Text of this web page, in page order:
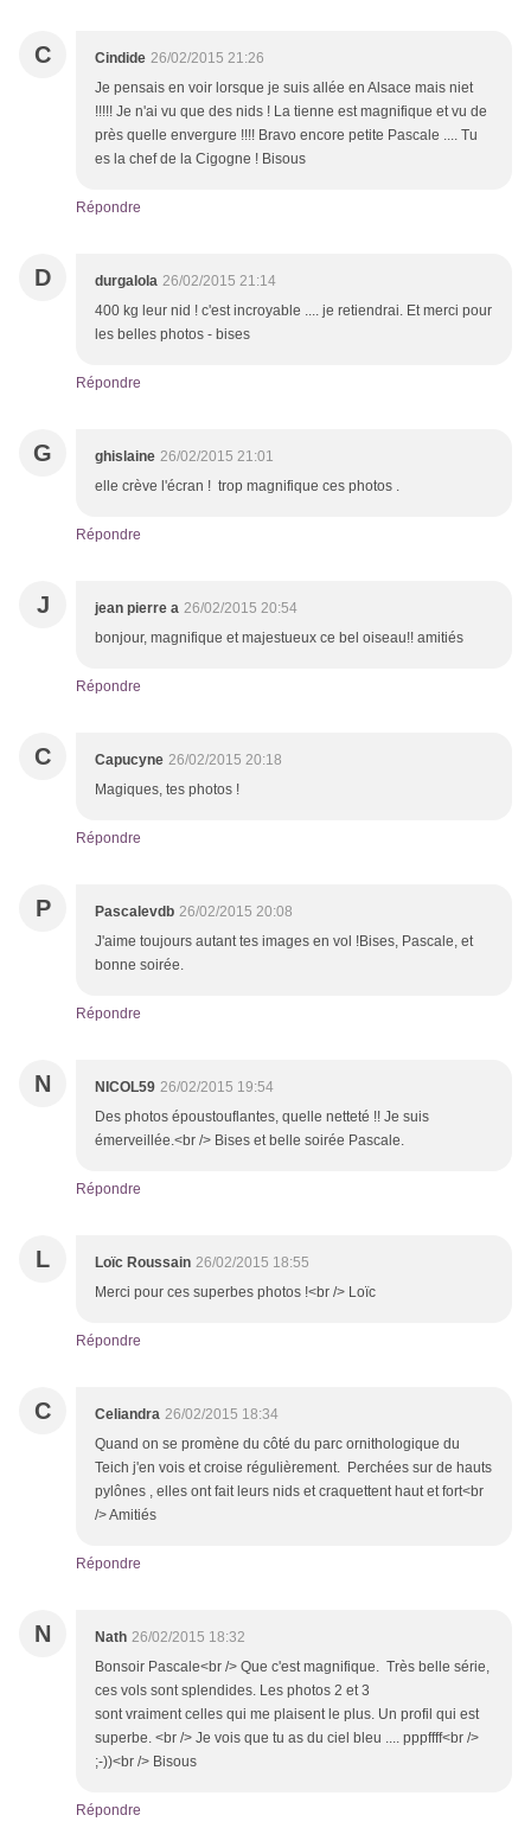
C Cindide 26/02/2015 21:26
Je pensais en voir lorsque je suis allée en Alsace mais niet
!!!!! Je n'ai vu que des nids ! La tienne est magnifique et vu de
près quelle envergure !!!! Bravo encore petite Pascale .... Tu
es la chef de la Cigogne ! Bisous
Répondre
D durgalola 26/02/2015 21:14
400 kg leur nid ! c'est incroyable .... je retiendrai. Et merci pour
les belles photos - bises
Répondre
G ghislaine 26/02/2015 21:01
elle crève l'écran ! trop magnifique ces photos .
Répondre
J jean pierre a 26/02/2015 20:54
bonjour, magnifique et majestueux ce bel oiseau!! amitiés
Répondre
C Capucyne 26/02/2015 20:18
Magiques, tes photos !
Répondre
P Pascalevdb 26/02/2015 20:08
J'aime toujours autant tes images en vol !Bises, Pascale, et
bonne soirée.
Répondre
N NICOL59 26/02/2015 19:54
Des photos époustouflantes, quelle netteté !! Je suis
émerveillée.<br /> Bises et belle soirée Pascale.
Répondre
L Loïc Roussain 26/02/2015 18:55
Merci pour ces superbes photos !<br /> Loïc
Répondre
C Celiandra 26/02/2015 18:34
Quand on se promène du côté du parc ornithologique du
Teich j'en vois et croise régulièrement. Perchées sur de hauts
pylônes , elles ont fait leurs nids et craquettent haut et fort<br
/> Amitiés
Répondre
N Nath 26/02/2015 18:32
Bonsoir Pascale<br /> Que c'est magnifique. Très belle série,
ces vols sont splendides. Les photos 2 et 3
sont vraiment celles qui me plaisent le plus. Un profil qui est
superbe. <br /> Je vois que tu as du ciel bleu .... pppffff<br />
;-))<br /> Bisous
Répondre